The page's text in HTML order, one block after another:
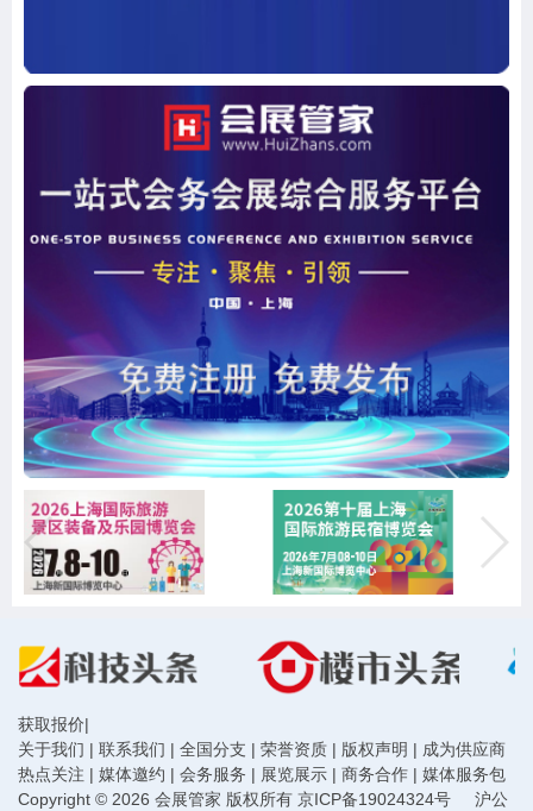
获取报价|
关于我们 | 联系我们 | 全国分支 | 荣誉资质 | 版权声明 | 成为供应商
热点关注 | 媒体邀约 | 会务服务 | 展览展示 | 商务合作 | 媒体服务包
Copyright © 2026 会展管家 版权所有 京ICP备19024324号 沪公